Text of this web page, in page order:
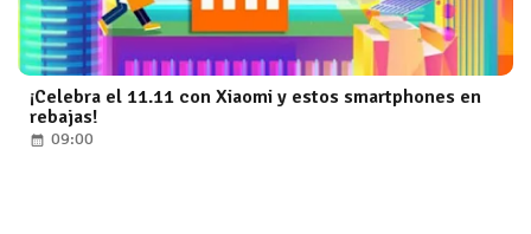
¡Celebra el 11.11 con Xiaomi y estos smartphones en
rebajas!
09:00